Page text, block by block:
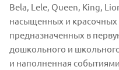
Bela, Lele, Queen, King,
насыщенных и красочных
предназначенных в
дошкольного и
и наполненная